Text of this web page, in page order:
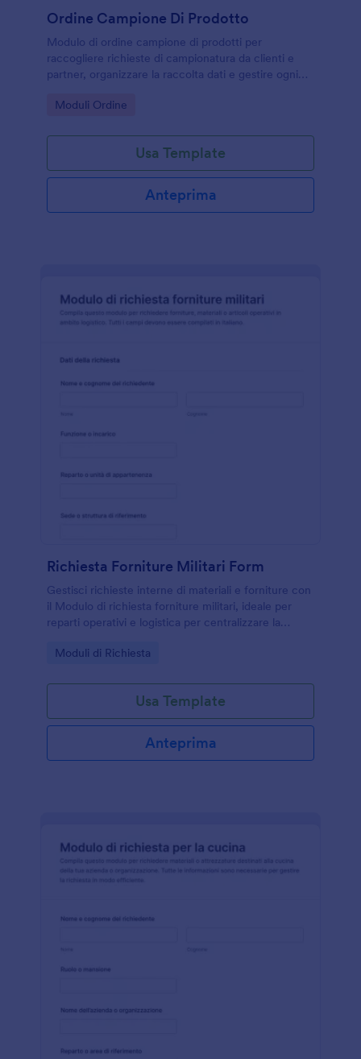
Ordine Campione Di Prodotto
Modulo di ordine campione di prodotti per
raccogliere richieste di campionatura da clienti e
partner, organizzare la raccolta dati e gestire ogni
da personalizzare.
Go to Category:
Moduli Ordine
Usa Template
Anteprima
Richiesta Forniture Militari Form
Gestisci richieste interne di materiali e forniture con
il Modulo di richiesta forniture militari, ideale per
reparti operativi e logistica per centralizzare la
Go to Category:
Moduli di Richiesta
Usa Template
Anteprima